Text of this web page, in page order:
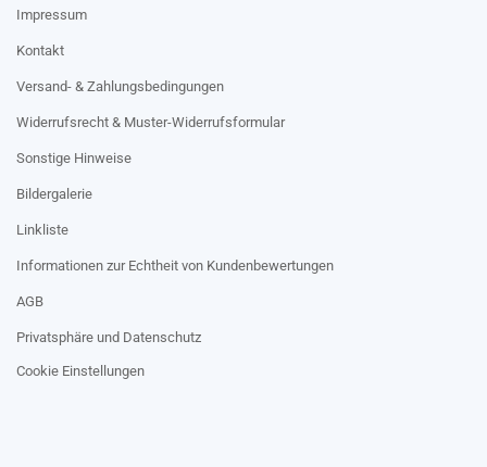
Impressum
Kontakt
Versand- & Zahlungsbedingungen
Widerrufsrecht & Muster-Widerrufsformular
Sonstige Hinweise
Bildergalerie
Linkliste
Informationen zur Echtheit von Kundenbewertungen
AGB
Privatsphäre und Datenschutz
Cookie Einstellungen